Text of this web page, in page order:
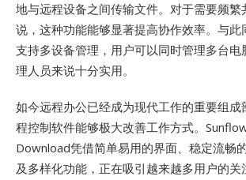
地与远程设备之间传输文件。对于需要频繁
说，这种功能能够显著提高协作效率。与此
支持多设备管理，用户可以同时管理多台
理人员来说十分实用。
如今远程办公已经成为现代工作的重要组成
程控制软件能够极大改善工作方式。
Download凭借简单易用的界面、稳定流畅
及多样化功能，正在吸引越来越多用户的